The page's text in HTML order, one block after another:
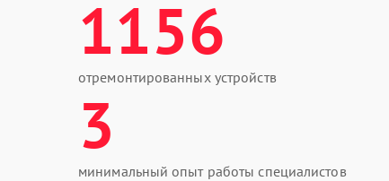
1156
отремонтированных устройств
3
минимальный опыт работы специалистов